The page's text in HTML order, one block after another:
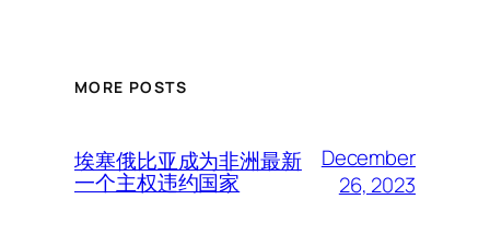
MORE POSTS
埃塞俄比亚成为非洲最新
一个主权违约国家
December
26, 2023